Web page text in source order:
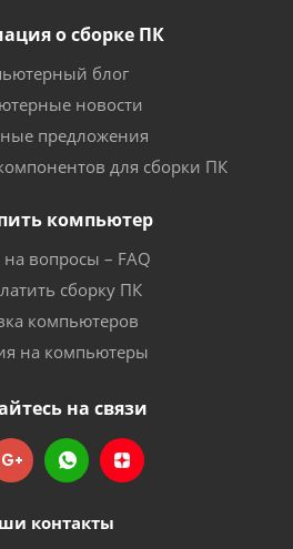
о сборке ПК
блог
новости
предложения
для сборки ПК
компьютер
вопросы – FAQ
сборку ПК
компьютеров
на компьютеры
на связи
контакты